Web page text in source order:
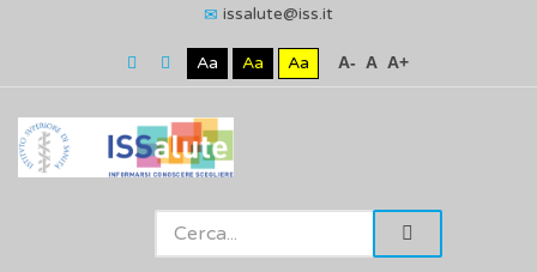
issalute@iss.it
Aa Aa Aa A- A A+